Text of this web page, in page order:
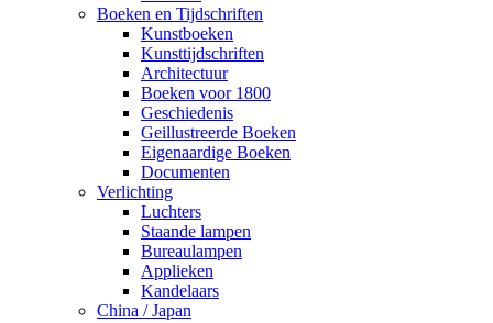
Boeken en Tijdschriften
Kunstboeken
Kunsttijdschriften
Architectuur
Boeken voor 1800
Geschiedenis
Geillustreerde Boeken
Eigenaardige Boeken
Documenten
Verlichting
Luchters
Staande lampen
Bureaulampen
Applieken
Kandelaars
China / Japan